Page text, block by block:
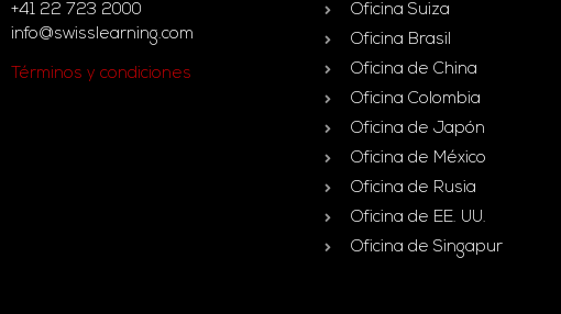
+41 22 723 2000
info@swisslearning.com
Términos y condiciones
Oficina Suiza
Oficina Brasil
Oficina de China
Oficina Colombia
Oficina de Japón
Oficina de México
Oficina de Rusia
Oficina de EE. UU.
Oficina de Singapur